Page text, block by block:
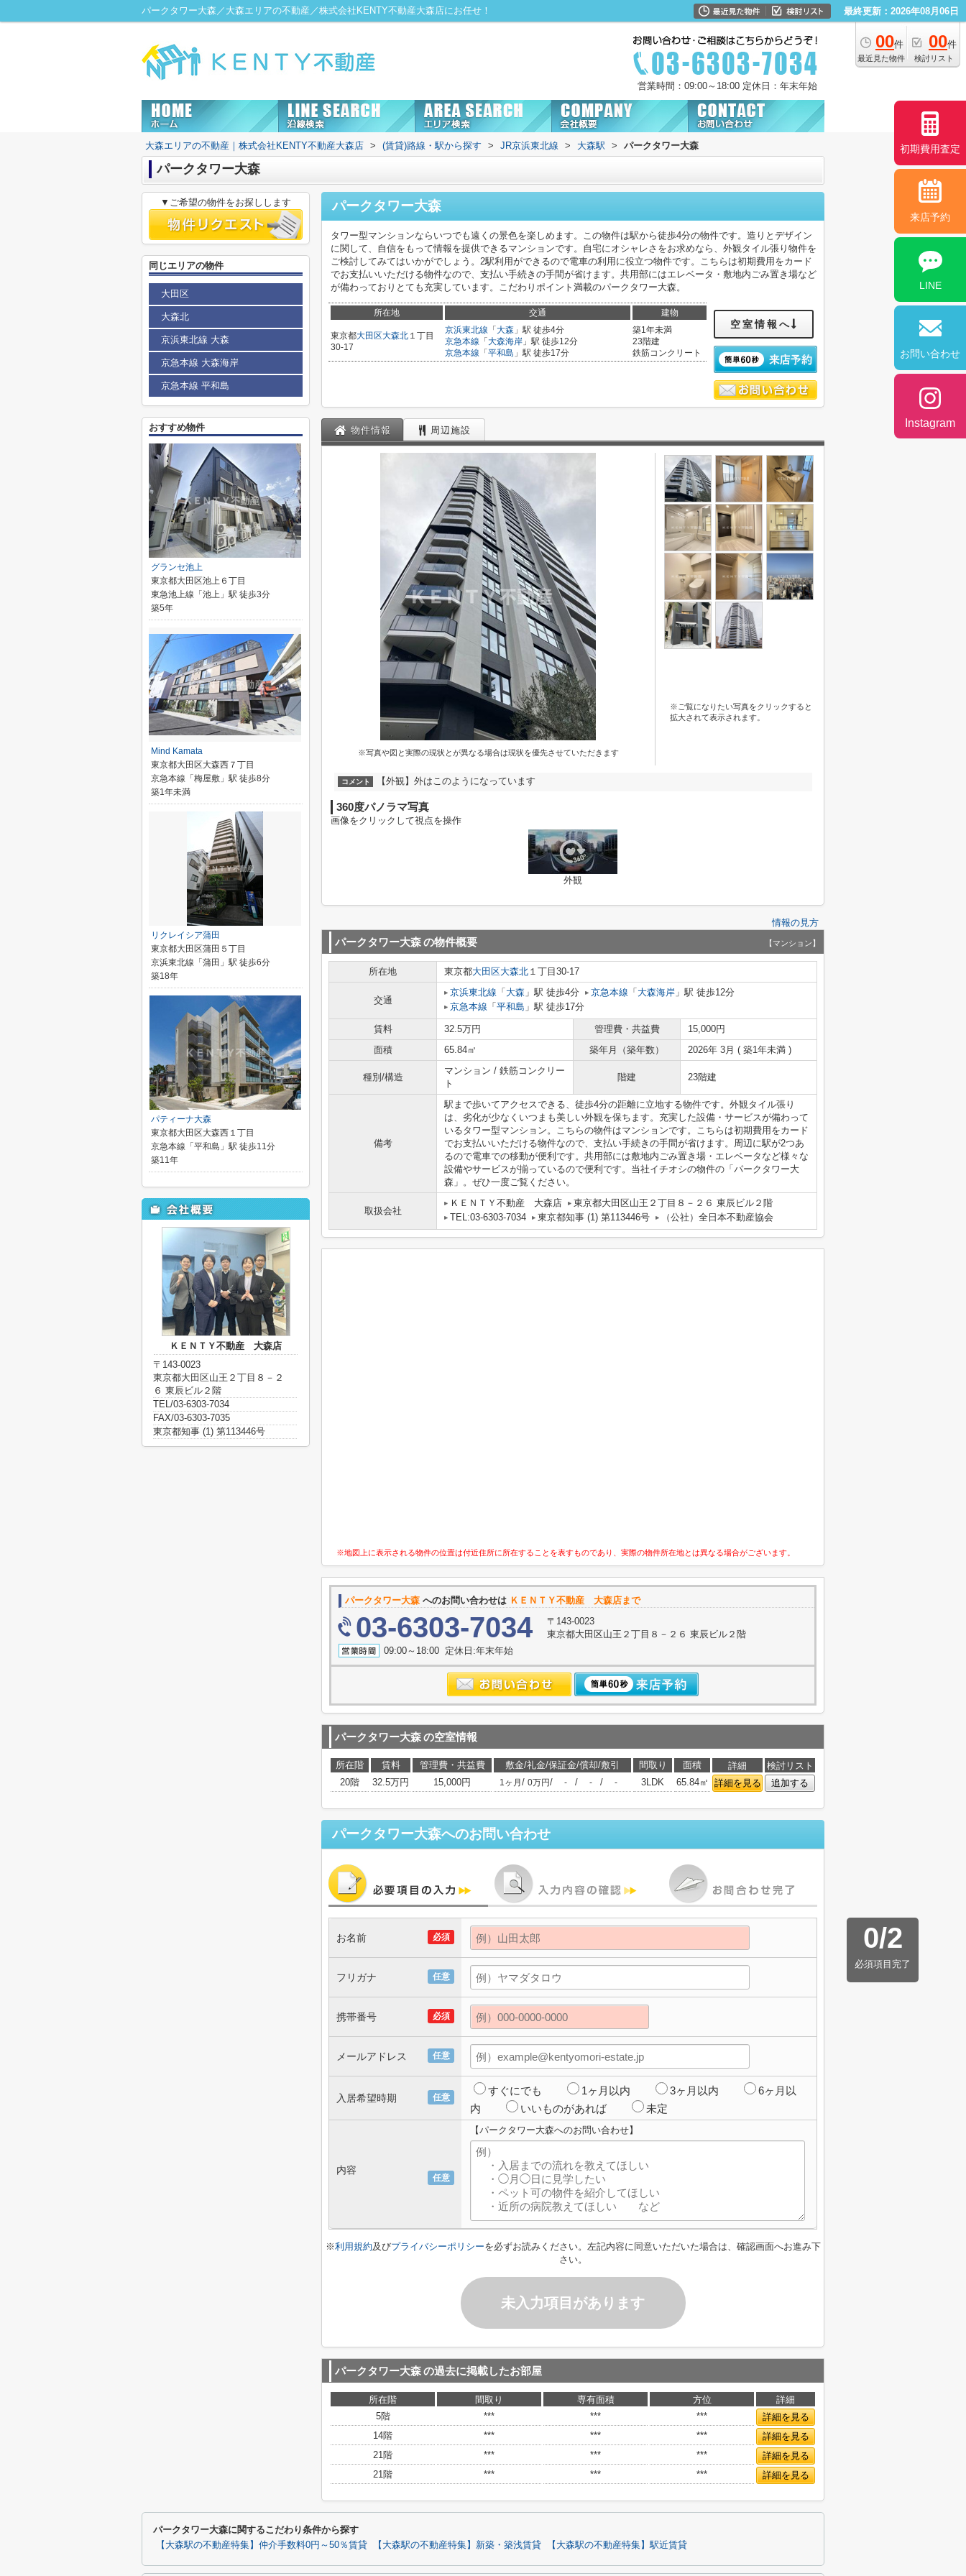
パークタワー大森／大森エリアの不動産／株式会社KENTY不動産大森店にお任せ！ 最終更新：2026年08月06日
00件
最近見た物件
00件
検討リスト
営業時間：09:00～18:00 定休日：年末年始
大森エリアの不動産｜株式会社KENTY不動産大森店 > (賃貸)路線・駅から探す > JR京浜東北線 > 大森駅 > パークタワー大森
パークタワー大森
パークタワー大森
タワー型マンションならいつでも遠くの景色を楽しめます。この物件は駅から徒歩4分の物件です。造りとデザイン
に関して、自信をもって情報を提供できるマンションです。自宅にオシャレさをお求めなら、外観タイル張り物件を
ご検討してみてはいかがでしょう。2駅利用ができるので電車の利用に役立つ物件です。こちらは初期費用をカード
でお支払いいただける物件なので、支払い手続きの手間が省けます。共用部にはエレベータ・敷地内ごみ置き場など
が備わっておりとても充実しています。こだわりポイント満載のパークタワー大森。
所在地 交通 建物
東京都大田区大森北 １丁目
30-17
京浜東北線 「 大森 」駅 徒歩4分
京急本線 「 大森海岸 」駅 徒歩12分
京急本線 「 平和島 」駅 徒歩17分
築1年未満
23階建
鉄筋コンクリート
空室情報へ
物件情報 周辺施設
※写真や図と実際の現状とが異なる場合は現状を優先させていただきます
※ご覧になりたい写真をクリックすると
拡大されて表示されます。
コメント 【外観】外はこのようになっています
360度パノラマ写真
画像をクリックして視点を操作
外観
情報の見方
パークタワー大森の物件概要 【マンション】
所在地 東京都大田区大森北 １丁目30-17
交通
京浜東北線 「 大森 」駅 徒歩4分 京急本線 「 大森海岸 」駅 徒歩12分
京急本線 「 平和島 」駅 徒歩17分
賃料 32.5万円 管理費・共益費
15,000円
面積
65.84㎡ 築年月（築年数） 2026年 3月 ( 築1年未満 )
種別/構造
マンション / 鉄筋コンクリー
ト
階建 23階建
備考
駅まで歩いてアクセスできる、徒歩4分の距離に立地する物件です。外観タイル張り
は、劣化が少なくいつまも美しい外観を保ちます。充実した設備・サービスが備わって
いるタワー型マンション。こちらの物件はマンションです。こちらは初期費用をカード
でお支払いいただける物件なので、支払い手続きの手間が省けます。周辺に駅が2つあ
るので電車での移動が便利です。共用部には敷地内ごみ置き場・エレベータなど様々な
設備やサービスが揃っているので便利です。当社イチオシの物件の「パークタワー大
森」。ぜひ一度ご覧ください。
取扱会社
ＫＥＮＴＹ不動産 大森店
東京都大田区山王２丁目８－２６ 東辰ビル２階
TEL:03-6303-7034
東京都知事 (1) 第113446号 （公社）全日本不動産協会
※地図上に表示される物件の位置は付近住所に所在することを表すものであり、実際の物件所在地とは異なる場合がございます。
パークタワー大森 へのお問い合わせは ＫＥＮＴＹ不動産 大森店まで
03-6303-7034
〒143-0023
東京都大田区山王２丁目８－２６ 東辰ビル２階
09:00～18:00 定休日:年末年始
パークタワー大森の空室情報
所在階 賃料 管理費・共益費 敷金/礼金/保証金/償却/敷引 間取り 面積 詳細
検討リスト
20階
32.5万円 15,000円 1ヶ月 / 0万円/ - / - / - 3LDK 65.84㎡ 詳細を見る 追加する
パークタワー大森へのお問い合わせ
0/2
必須項目完了
必須
お名前
任意
フリガナ
必須
携帯番号
任意
メールアドレス
任意
入居希望時期
すぐにでも 1ヶ月以内 3ヶ月以内
6ヶ月以
内
いいものがあれば 未定
任意
内容
【パークタワー大森へのお問い合わせ】
※利用規約及びプライバシーポリシーを必ずお読みください。左記内容に同意いただいた場合は、確認画面へお進み下
さい。
未入力項目があります
パークタワー大森の過去に掲載したお部屋
所在階 間取り 専有面積 方位
詳細
5階
*** *** ***
詳細を見る
14階
*** *** ***
詳細を見る
21階
*** *** ***
詳細を見る
21階
*** *** *** 詳細を見る
▼ご希望の物件をお探しします
同じエリアの物件
大田区
大森北
京浜東北線 大森
京急本線 大森海岸
京急本線 平和島
おすすめ物件
グランセ池上
東京都大田区池上６丁目
東急池上線「池上」駅 徒歩3分
築5年
Mind Kamata
東京都大田区大森西７丁目
京急本線「梅屋敷」駅 徒歩8分
築1年未満
リクレイシア蒲田
東京都大田区蒲田５丁目
京浜東北線「蒲田」駅 徒歩6分
築18年
パティーナ大森
東京都大田区大森西１丁目
京急本線「平和島」駅 徒歩11分
築11年
ＫＥＮＴＹ不動産 大森店
〒143-0023
東京都大田区山王２丁目８－２
６ 東辰ビル２階
TEL/03-6303-7034
FAX/03-6303-7035
東京都知事 (1) 第113446号
パークタワー大森に関するこだわり条件から探す
【大森駅の不動産特集】仲介手数料0円～50％賃貸 【大森駅の不動産特集】新築・築浅賃貸 【大森駅の不動産特集】駅近賃貸
初期費用査定
来店予約
LINE
お問い合わせ
Instagram